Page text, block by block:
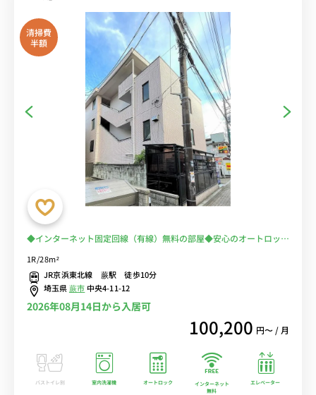
清掃費
半額
◆インターネット固定回線（有線）無料の部屋◆安心のオートロック
ブル付き28㎡の広々空間♪JR京浜東北線利用で上野駅や大宮駅へ乗
換なしでアクセス可能/スーパー「マルエツ」へ徒歩5分/
1R/28m²
JR京浜東北線 蕨駅 徒歩10分
埼玉県蕨市 中央4-11-12
2026年08月14日から入居可
100,200 円〜 / 月
バストイレ別 室内洗濯機 オートロック
インターネット
無料
エレベーター